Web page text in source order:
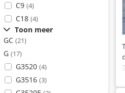
C9 (4)
C18 (4)
Toon meer
GC (21)
G (17)
G3520 (4)
G3516 (3)